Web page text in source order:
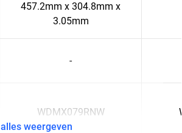
457.2mm x 304.8mm x
3.05mm
-
WDMX079RNW
alles weergeven